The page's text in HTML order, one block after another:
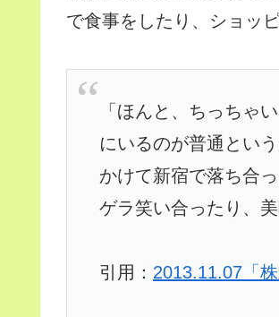
で食事をしたり、ショッ
「ほんと、ちっちゃ
にいるのが普通とい
かけて新宿で落ち合
ゲラ笑い合ったり、
引用： 2013.11.07「